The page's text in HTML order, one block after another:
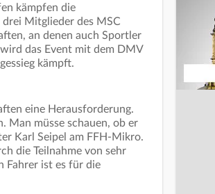
kämpfen die
Mitglieder des MSC
an denen auch Sportler
das Event mit dem DMV
kämpft.
eine Herausforderung.
Man müsse schauen, ob er
Karl Seipel am FFH-Mikro.
die Teilnahme von sehr
Fahrer ist es für die